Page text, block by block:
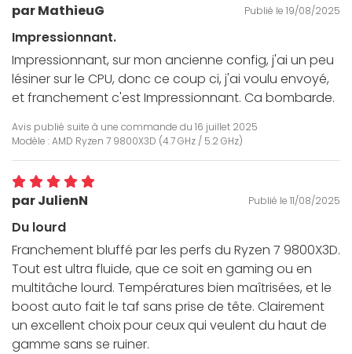
par MathieuG Publié le 19/08/2025
Impressionnant.
Impressionnant, sur mon ancienne config, j'ai un peu
lésiner sur le CPU, donc ce coup ci, j'ai voulu envoyé,
et franchement c'est Impressionnant. Ca bombarde.
Avis publié suite à une commande du 16 juillet 2025
Modèle : AMD Ryzen 7 9800X3D (4.7 GHz / 5.2 GHz)
par JulienN Publié le 11/08/2025
Du lourd
Franchement bluffé par les perfs du Ryzen 7 9800X3D.
Tout est ultra fluide, que ce soit en gaming ou en
multitâche lourd. Températures bien maîtrisées, et le
boost auto fait le taf sans prise de tête. Clairement
un excellent choix pour ceux qui veulent du haut de
gamme sans se ruiner.